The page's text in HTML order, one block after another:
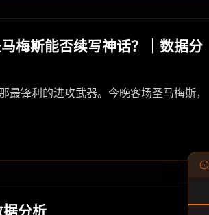
梅斯能否续写神话？｜数据分
锋利的进攻武器。今晚客场圣马梅斯，
分析